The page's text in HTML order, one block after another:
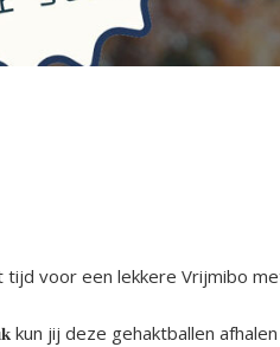
voor een lekkere Vrijmibo
kun jij deze gehaktballen